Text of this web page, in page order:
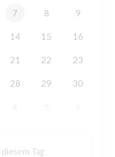
7 8 9
14 15 16
21 22 23
28 29 30
Tag